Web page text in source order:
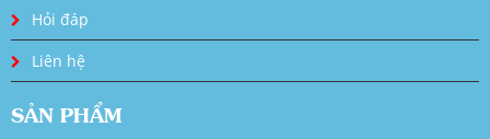
Hỏi đáp
Liên hệ
SẢN PHẨM